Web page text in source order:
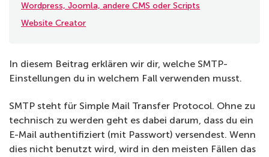
Wordpress, Joomla, andere CMS oder Scripts
Website Creator
In diesem Beitrag erklären wir dir, welche SMTP-
Einstellungen du in welchem Fall verwenden musst.
SMTP steht für Simple Mail Transfer Protocol. Ohne zu
technisch zu werden geht es dabei darum, dass du ein
E-Mail authentifiziert (mit Passwort) versendest. Wenn
dies nicht benutzt wird, wird in den meisten Fällen das